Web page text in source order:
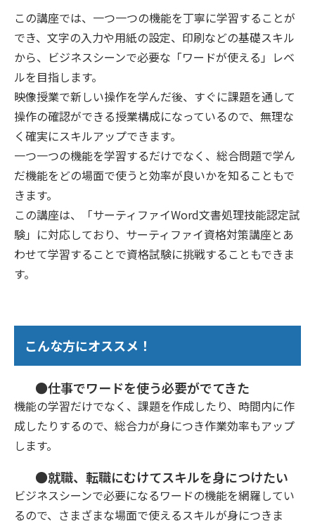
この講座では、一つ一つの機能を丁寧に学習することが
でき、文字の入力や用紙の設定、印刷などの基礎スキル
から、ビジネスシーンで必要な「ワードが使える」レベ
ルを目指します。
映像授業で新しい操作を学んだ後、すぐに課題を通して
操作の確認ができる授業構成になっているので、無理な
く確実にスキルアップできます。
一つ一つの機能を学習するだけでなく、総合問題で学ん
だ機能をどの場面で使うと効率が良いかを知ることもで
きます。
この講座は、「サーティファイWord文書処理技能認定試
験」に対応しており、サーティファイ資格対策講座とあ
わせて学習することで資格試験に挑戦することもできま
す。
こんな方にオススメ！
●仕事でワードを使う必要がでてきた
機能の学習だけでなく、課題を作成したり、時間内に作
成したりするので、総合力が身につき作業効率もアップ
します。
●就職、転職にむけてスキルを身につけたい
ビジネスシーンで必要になるワードの機能を網羅してい
るので、さまざまな場面で使えるスキルが身につきま